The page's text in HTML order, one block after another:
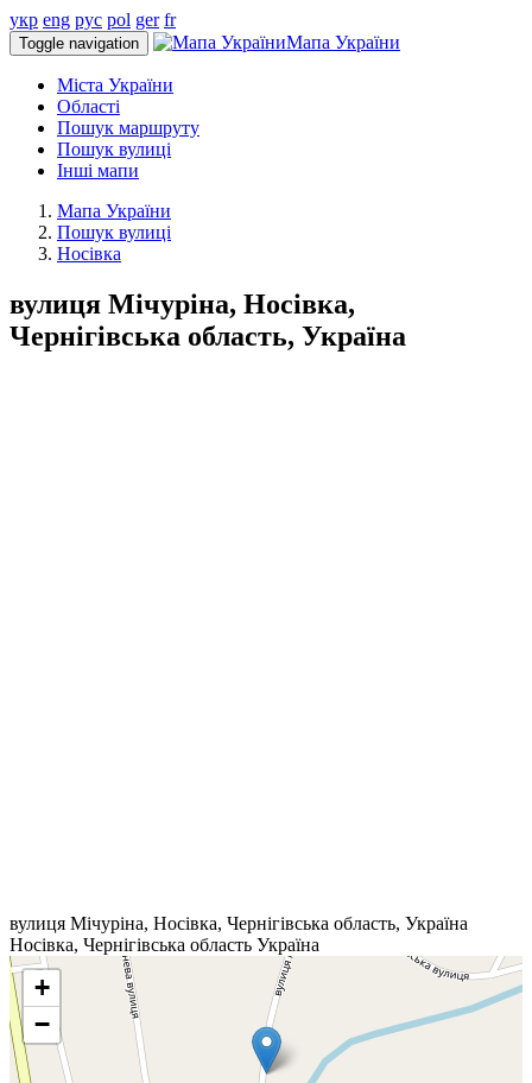
укр eng рус pol ger fr
Toggle navigation Мапа України
Міста України
Області
Пошук маршруту
Пошук вулиці
Інші мапи
Мапа України
Пошук вулиці
Носівка
вулиця Мічуріна, Носівка,
Чернігівська область, Україна
вулиця Мічуріна, Носівка, Чернігівська область, Україна
Носівка, Чернігівська область Україна
+
−